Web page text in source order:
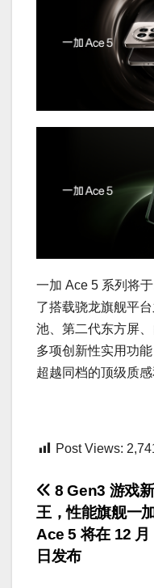
一加 Ace 5 系列将
了搭载骁龙旗舰平
池、第二代东方屏
多项创新性实用功
超越同档的顶级质
Post Views:
文
章
导
8 Gen3 游戏新
王，性能旗舰一
Ace 5 将在 12 月
日发布